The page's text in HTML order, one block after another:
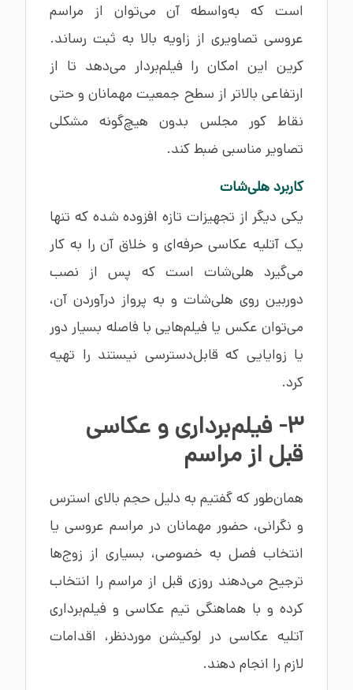
است که به‌واسطه آن می‌توان از مراسم
عروسی تصاویری از زاویه بالا به ثبت رساند.
کرین این امکان را فیلم‌بردار می‌دهد تا از
ارتفاعی بالاتر از سطح جمعیت مهمانان و حتی
نقاط کور مجلس بدون هیچ‌گونه مشکلی
تصاویر مناسبی ضبط کند.
کاربرد هلی‌شات
یکی دیگر از تجهیزات تازه افزوده شده که تنها
یک آتلیه عکاسی حرفه‌ای و خلاق آن را به کار
می‌گیرد هلی‌شات است که پس از نصب
دوربین روی هلی‌شات و به پرواز درآوردن آن،
می‌توان عکس یا فیلم‌هایی با فاصله بسیار دور
یا زوایایی که قابل‌دسترسی نیستند را تهیه
کرد.
3- فیلم‌برداری و عکاسی
قبل از مراسم
همان‌طور که گفتیم به دلیل حجم بالای استرس
و نگرانی، حضور مهمانان در مراسم عروسی یا
انتخاب فصل به خصوصی، بسیاری از زوج‌ها
ترجیح می‌دهند روزی قبل از مراسم را انتخاب
کرده و با هماهنگی تیم عکاسی و فیلم‌برداری
آتلیه عکاسی در لوکیشن موردنظر، اقدامات
لازم را انجام دهند.